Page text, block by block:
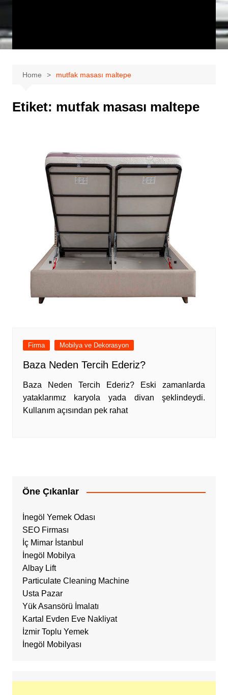
Home mutfak masası maltepe
Etiket: mutfak masası maltepe
Firma Mobilya ve Dekorasyon
Baza Neden Tercih Ederiz?
Baza Neden Tercih Ederiz? Eski zamanlarda
yataklarımız karyola yada divan şeklindeydi.
Kullanım açısından pek rahat
Öne Çıkanlar
İnegöl Yemek Odası
SEO Firması
İç Mimar İstanbul
İnegöl Mobilya
Albay Lift
Particulate Cleaning Machine
Usta Pazar
Yük Asansörü İmalatı
Kartal Evden Eve Nakliyat
İzmir Toplu Yemek
İnegöl Mobilyası